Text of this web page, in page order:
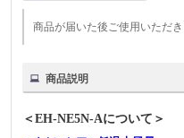
商品が届いた後ご使用いただき
商品説明
＜EH-NE5N-Aについて＞